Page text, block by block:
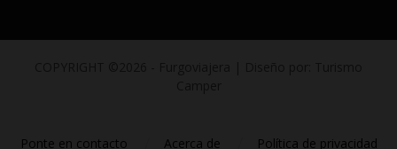
Ponte en contacto Acerca de Política de privacidad